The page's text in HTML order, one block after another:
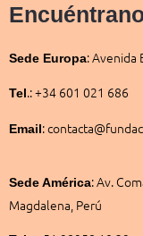
Sede Europa:Avenida
Tel .: +34 601 021 686
Email :
Sede América:Av.
Magdalena, Perú